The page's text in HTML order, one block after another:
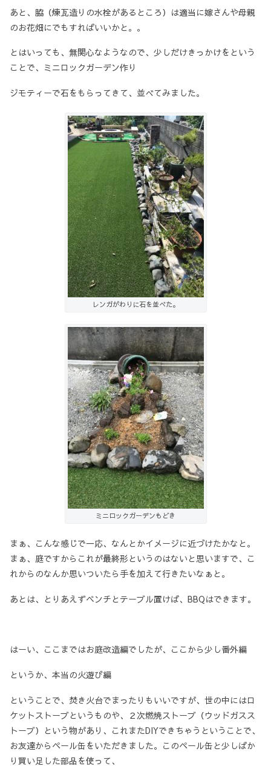
あと、脇（煉瓦造りの水栓があるところ）は適当に嫁さんや母親
のお花畑にでもすればいいかと。。
とはいっても、無関心なようなので、少しだけきっかけをという
ことで、ミニロックガーデン作り
ジモティーで石をもらってきて、並べてみました。
レンガがわりに石を並べた。
ミニロックガーデンもどき
まぁ、こんな感じで一応、なんとかイメージに近づけたかなと。
まぁ、庭ですからこれが最終形というのはないと思いますで、こ
れからのなんか思いついたら手を加えて行きたいなぁと。
あとは、とりあえずベンチとテーブル置けば、BBQはできます。
はーい、ここまではお庭改造編でしたが、ここから少し番外編
というか、本当の火遊び編
ということで、焚き火台でまったりもいいですが、世の中にはロ
ケットストーブというものや、２次燃焼ストーブ（ウッドガスス
トーブ）という物があり、これまたDIYできちゃうということで、
お友達からペール缶をいただきました。このペール缶と少しばか
り買い足した部品を使って、